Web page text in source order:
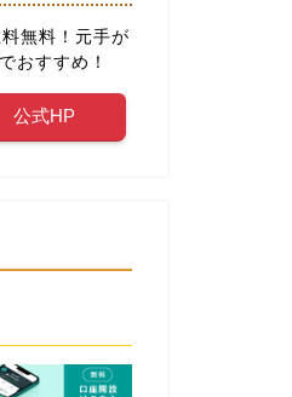
無料！元手が
おすすめ！
公式HP